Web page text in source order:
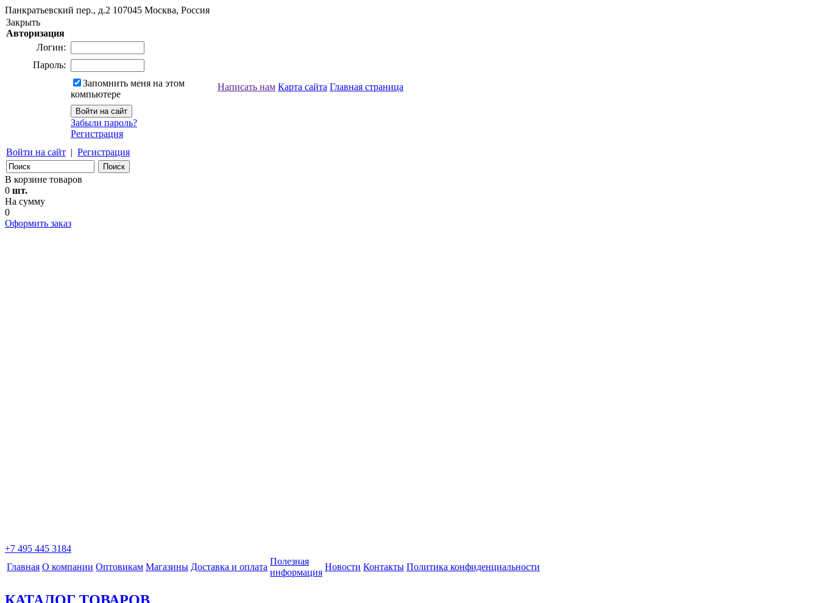
Панкратьевский пер., д.2 107045 Москва, Россия
Закрыть
Авторизация
Логин:
Пароль:
Запомнить меня на этом
компьютере
Забыли пароль?
Регистрация
Войти на сайт | Регистрация
Написать нам Карта сайта Главная страница
В корзине товаров
0 шт.
На сумму
0
Оформить заказ
+7 495 445 3184
Главная О компании Оптовикам Магазины Доставка и оплата
Полезная
информация
Новости Контакты Политика конфиденциальности